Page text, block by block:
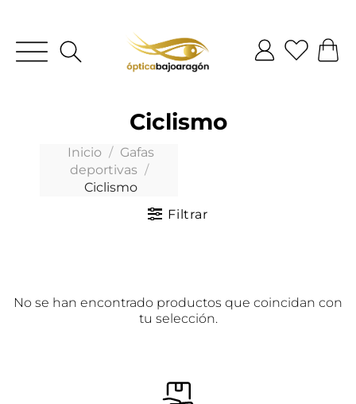
Ciclismo
Inicio / Gafas
deportivas /
Ciclismo
Filtrar
No se han encontrado productos que coincidan con
tu selección.